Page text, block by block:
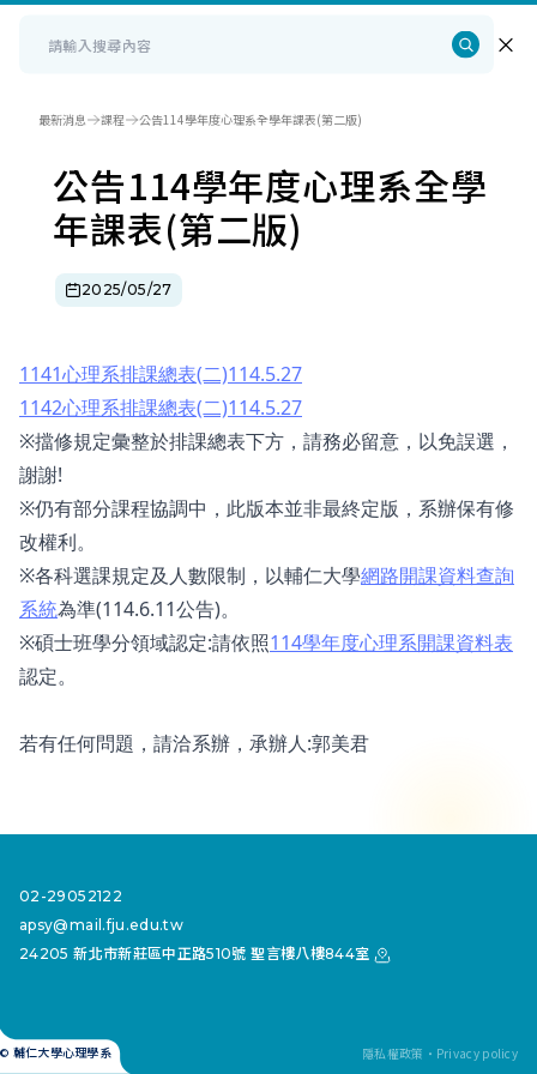
最新消息 課程 公告114學年度心理系全學年課表(第二版)
公告114學年度心理系全學
年課表(第二版)
2025/05/27
1141心理系排課總表(二)114.5.27
1142心理系排課總表(二)114.5.27
※擋修規定彙整於排課總表下方，請務必留意，以免誤選，
謝謝!
※仍有部分課程協調中，此版本並非最終定版，系辦保有修
改權利。
※各科選課規定及人數限制，以輔仁大學網路開課資料查詢
系統為準(114.6.11公告)。
※碩士班學分領域認定:請依照114學年度心理系開課資料表
認定。
若有任何問題，請洽系辦，承辦人:郭美君
02-29052122
apsy@mail.fju.edu.tw
24205 新北市新莊區中正路510號 聖言樓八樓844室
© 輔仁大學心理學系 隱私權政策・Privacy policy